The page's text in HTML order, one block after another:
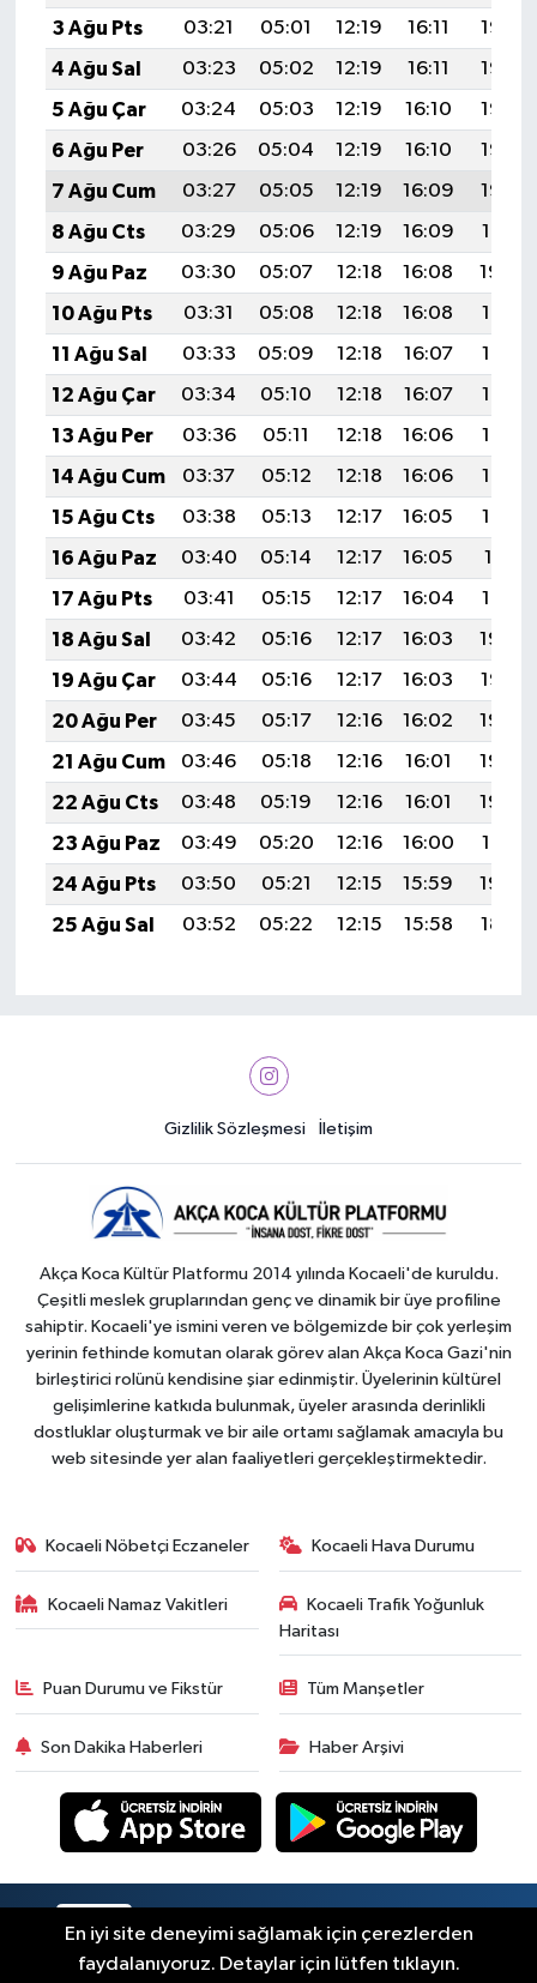
3 Ağu Pts
03:21 05:01 12:19 16:11
19:27
4 Ağu Sal
03:23 05:02 12:19 16:11
19:26
5 Ağu Çar
03:24 05:03 12:19 16:10
19:25
6 Ağu Per
03:26 05:04 12:19 16:10
19:23
7 Ağu Cum
03:27 05:05 12:19 16:09
19:22
8 Ağu Cts
03:29 05:06 12:19 16:09
19:21
9 Ağu Paz
03:30 05:07 12:18 16:08
19:20
10 Ağu Pts
03:31 05:08 12:18 16:08
19:19
11 Ağu Sal
03:33 05:09 12:18 16:07
19:17
12 Ağu Çar
03:34 05:10 12:18 16:07
19:16
13 Ağu Per
03:36 05:11 12:18 16:06
19:15
14 Ağu Cum
03:37 05:12 12:18 16:06
19:14
15 Ağu Cts
03:38 05:13 12:17 16:05
19:12
16 Ağu Paz
03:40 05:14 12:17 16:05
19:11
17 Ağu Pts
03:41 05:15 12:17 16:04
19:10
18 Ağu Sal
03:42 05:16 12:17 16:03
19:08
19 Ağu Çar
03:44 05:16 12:17 16:03
19:07
20 Ağu Per
03:45 05:17 12:16 16:02
19:05
21 Ağu Cum
03:46 05:18 12:16 16:01
19:04
22 Ağu Cts
03:48 05:19 12:16 16:01
19:03
23 Ağu Paz
03:49 05:20 12:16 16:00
19:01
24 Ağu Pts
03:50 05:21 12:15 15:59
19:00
25 Ağu Sal
03:52 05:22 12:15 15:58 18:58
Gizlilik Sözleşmesi İletişim
Akça Koca Kültür Platformu 2014 yılında Kocaeli'de kuruldu.
Çeşitli meslek gruplarından genç ve dinamik bir üye profiline
sahiptir. Kocaeli'ye ismini veren ve bölgemizde bir çok yerleşim
yerinin fethinde komutan olarak görev alan Akça Koca Gazi'nin
birleştirici rolünü kendisine şiar edinmiştir. Üyelerinin kültürel
gelişimlerine katkıda bulunmak, üyeler arasında derinlikli
dostluklar oluşturmak ve bir aile ortamı sağlamak amacıyla bu
web sitesinde yer alan faaliyetleri gerçekleştirmektedir.
Kocaeli Nöbetçi Eczaneler Kocaeli Hava Durumu
Kocaeli Namaz Vakitleri
Kocaeli Trafik Yoğunluk
Haritası
Puan Durumu ve Fikstür Tüm Manşetler
Son Dakika Haberleri Haber Arşivi
En iyi site deneyimi sağlamak için çerezlerden
faydalanıyoruz. Detaylar için lütfen tıklayın.